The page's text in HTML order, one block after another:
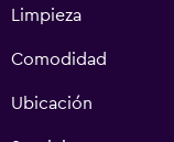
Limpieza
Comodidad
Ubicación